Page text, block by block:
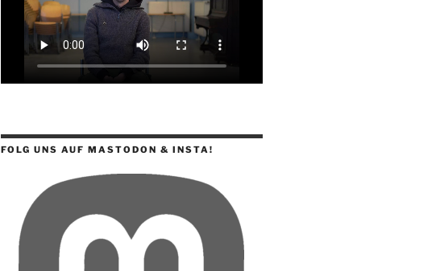
FOLG UNS AUF MASTODON & INSTA!